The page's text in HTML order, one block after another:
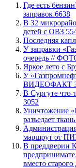
​Где есть
заправок 6638
В 32
детей с ОВЗ
​Последняя
​У заправки
очередь //
Яркое лето с
У
ВИДЕОФАКТ
​В Сургуте
3052
​Уничтожение
разъедает
маршрут от
​В преддверии
вместо